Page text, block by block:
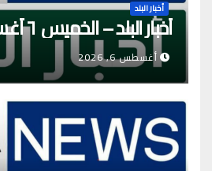
أخبار البلد
أخبار البلد – الخميس ٦ أغسطس ٢٠٢٦م
أغسطس 6, 2026